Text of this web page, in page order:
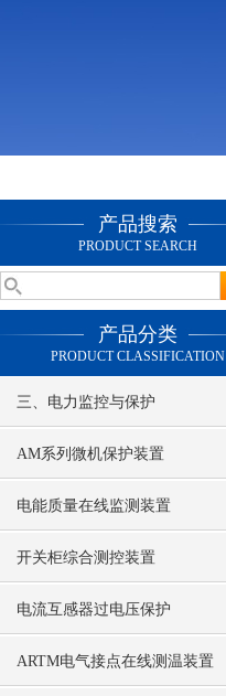
产品搜索
PRODUCT SEARCH
产品分类
PRODUCT CLASSIFICATION
三、电力监控与保护
AM系列微机保护装置
电能质量在线监测装置
开关柜综合测控装置
电流互感器过电压保护
ARTM电气接点在线测温装置